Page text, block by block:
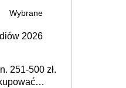
Wybrane
2026
251-500 zł.